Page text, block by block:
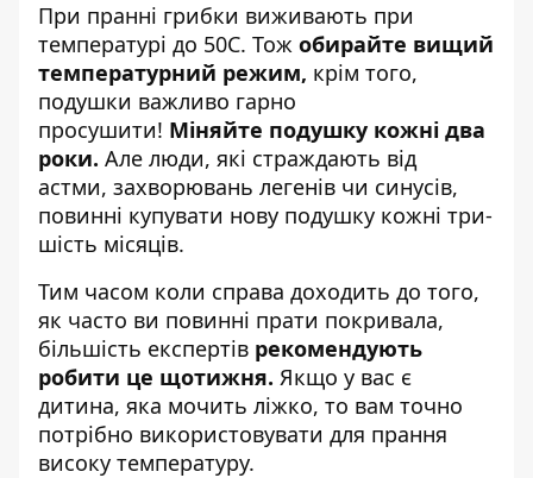
При пранні грибки виживають при
температурі до 50C. Тож обирайте вищий
температурний режим, крім того,
подушки важливо гарно
просушити! Міняйте подушку кожні два
роки. Але люди, які страждають від
астми, захворювань легенів чи синусів,
повинні купувати нову подушку кожні три-
шість місяців.
Тим часом коли справа доходить до того,
як часто ви повинні прати покривала,
більшість експертів рекомендують
робити це щотижня. Якщо у вас є
дитина, яка мочить ліжко, то вам точно
потрібно використовувати для прання
високу температуру.